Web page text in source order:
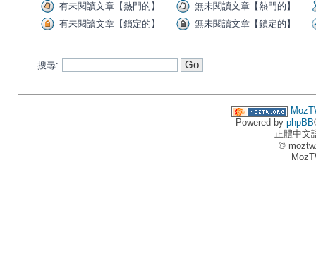
有未閱讀文章【熱門的】
無未閱讀文章【熱門的】
有未閱讀文章【鎖定的】
無未閱讀文章【鎖定的】
搜尋:
Powered by phpBB
正體中文
©